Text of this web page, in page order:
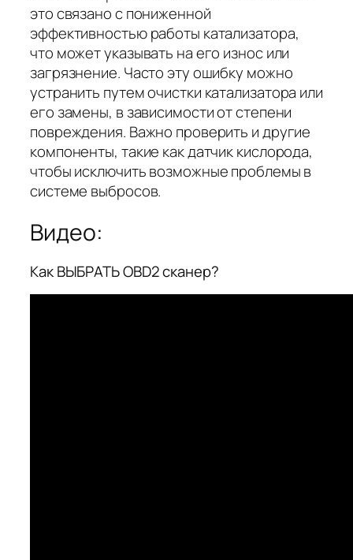
это связано с пониженной
эффективностью работы катализатора,
что может указывать на его износ или
загрязнение. Часто эту ошибку можно
устранить путем очистки катализатора или
его замены, в зависимости от степени
повреждения. Важно проверить и другие
компоненты, такие как датчик кислорода,
чтобы исключить возможные проблемы в
системе выбросов.
Видео:
Как ВЫБРАТЬ OBD2 сканер?